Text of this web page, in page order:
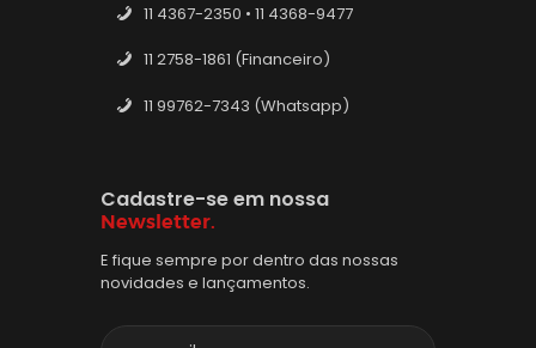
11 4367-2350 • 11 4368-9477
11 2758-1861 (Financeiro)
11 99762-7343 (Whatsapp)
Cadastre-se em nossa
Newsletter.
E fique sempre por dentro das nossas
novidades e lançamentos.